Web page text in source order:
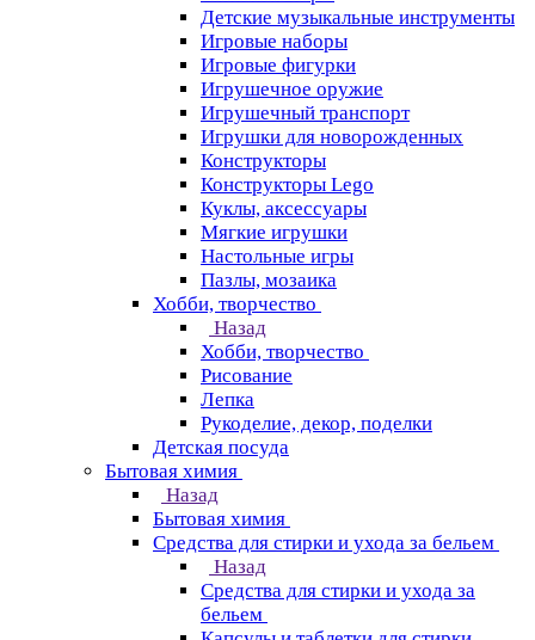
Детские музыкальные инструменты
Игровые наборы
Игровые фигурки
Игрушечное оружие
Игрушечный транспорт
Игрушки для новорожденных
Конструкторы
Конструкторы Lego
Куклы, аксессуары
Мягкие игрушки
Настольные игры
Пазлы, мозаика
Хобби, творчество
Назад
Хобби, творчество
Рисование
Лепка
Рукоделие, декор, поделки
Детская посуда
Бытовая химия
Назад
Бытовая химия
Средства для стирки и ухода за бельем
Назад
Средства для стирки и ухода за
бельем